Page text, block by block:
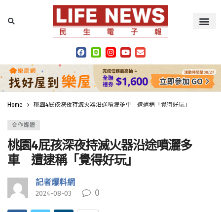
Home 桃園4屁孩深夜持滅火器沿途噴灑多車 遭逮稱「覺得好玩」
合作媒體
桃園4屁孩深夜持滅火器沿途噴灑多
車 遭逮稱「覺得好玩」
記者爆料網
2024-08-03 0